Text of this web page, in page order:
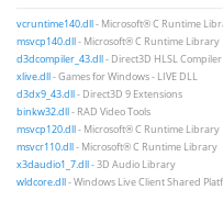
vcruntime140.dll- Microsoft® C Runtime
msvcp140.dll- Microsoft® C Runtime Library
d3dcompiler_43.dll- Direct3D HLSL Compiler
xlive.dll- Games for Windows - LIVE DLL
d3dx9_43.dll- Direct3D 9 Extensions
binkw32.dll- RAD Video Tools
msvcp120.dll- Microsoft® C Runtime Library
msvcr110.dll- Microsoft® C Runtime Library
x3daudio1_7.dll- 3D Audio Library
wldcore.dll- Windows Live Client Shared